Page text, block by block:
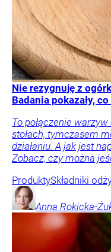
Nie rezygnuję z
Badania pokazały,
To połączenie
stołach, tymczasem
działaniu. A jak jest
Zobacz, czy można
ProduktySkładniki
Anna Rokicka-